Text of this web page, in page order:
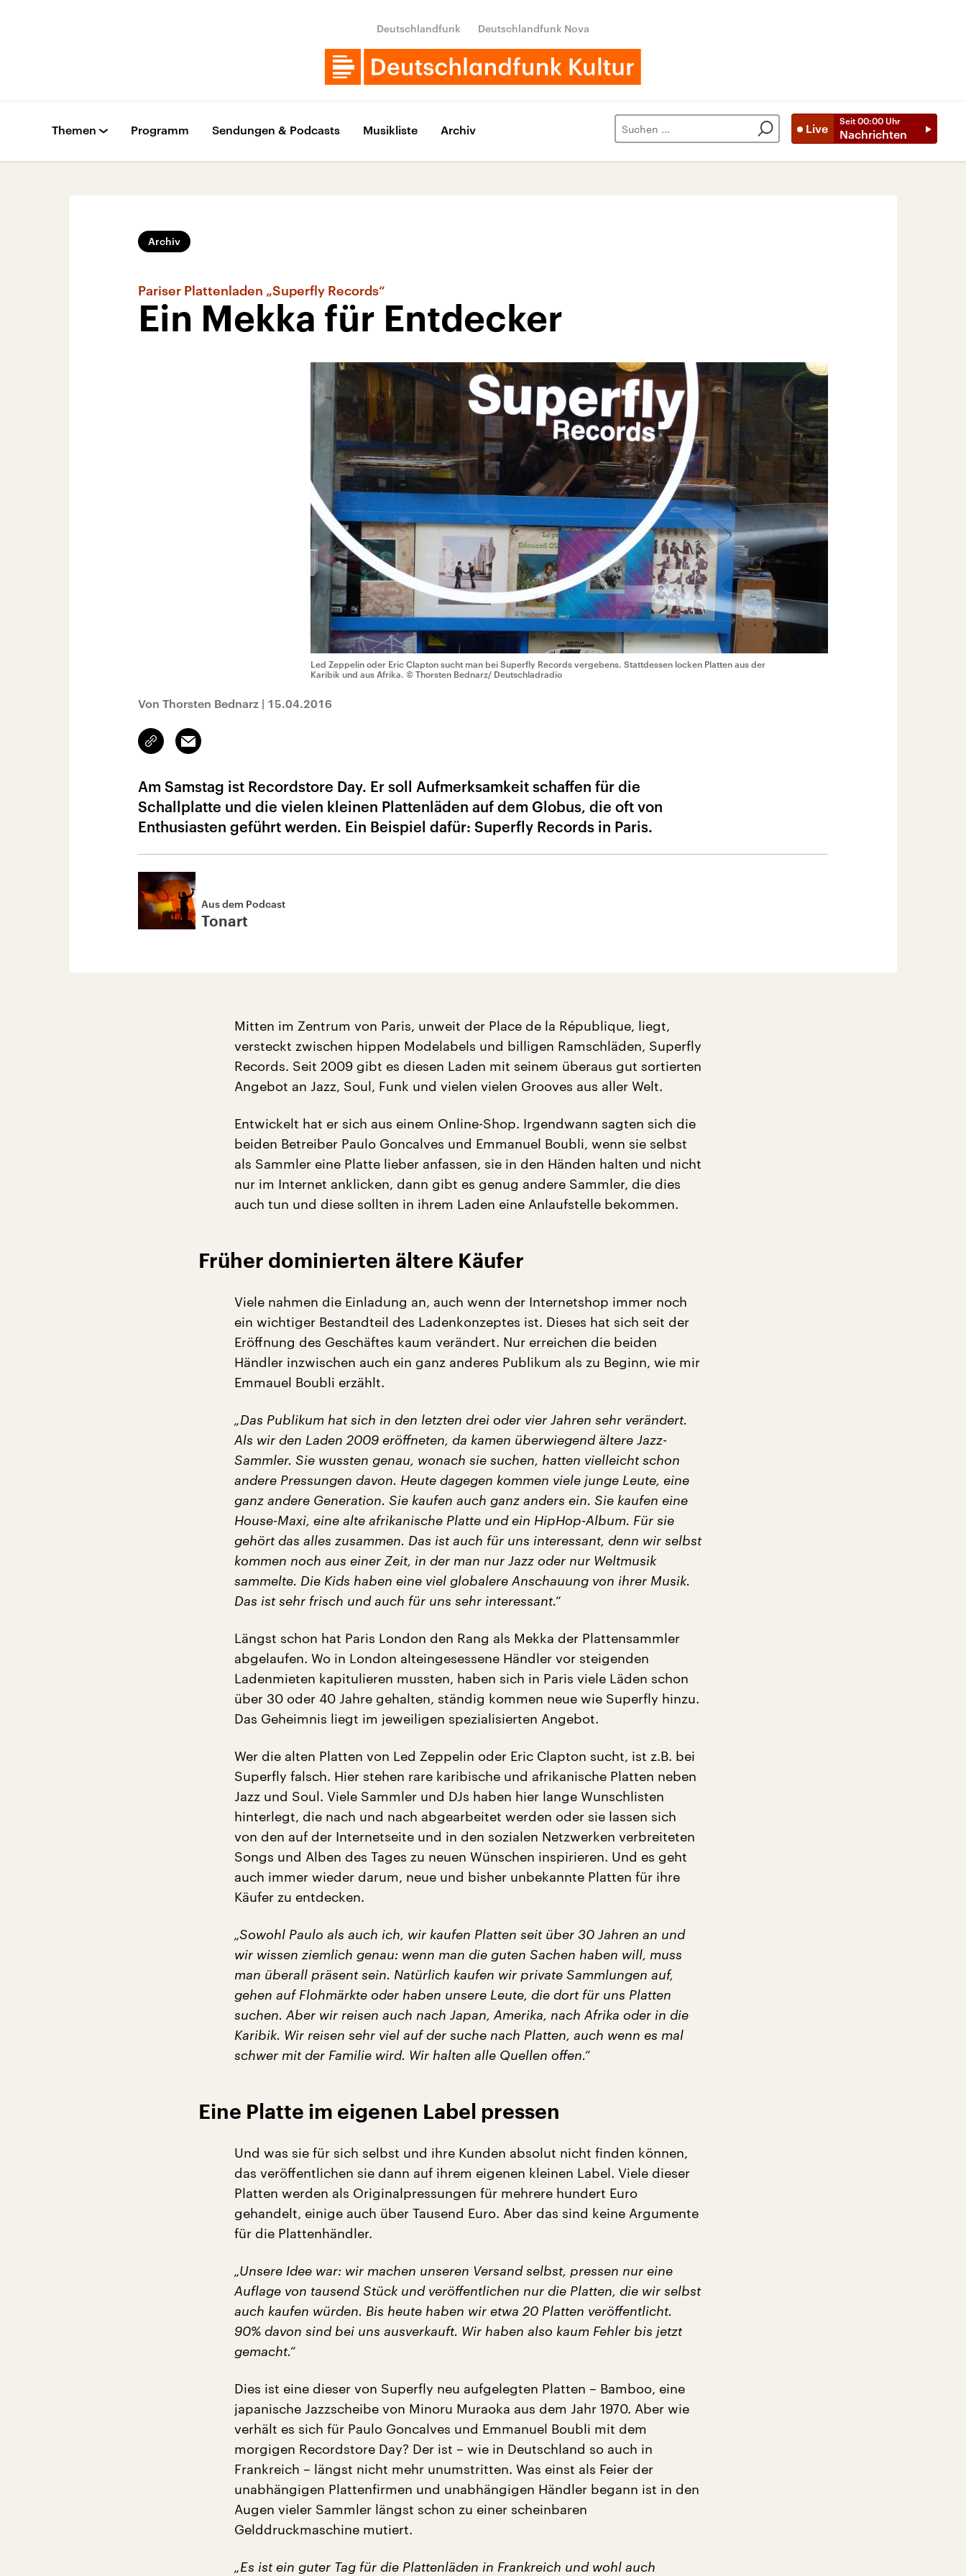
Deutschlandfunk Deutschlandfunk Nova
Live
Seit 00:00 Uhr
Nachrichten
Themen Programm Sendungen & Podcasts Musikliste Archiv
Archiv
Pariser Plattenladen „Superfly Records“
Ein Mekka für Entdecker
Led Zeppelin oder Eric Clapton sucht man bei Superfly Records vergebens. Stattdessen locken Platten aus der
Karibik und aus Afrika. © Thorsten Bednarz/ Deutschladradio
Von Thorsten Bednarz | 15.04.2016
Link
kopieren/teilen
Email
Am Samstag ist Recordstore Day. Er soll Aufmerksamkeit schaffen für die
Schallplatte und die vielen kleinen Plattenläden auf dem Globus, die oft von
Enthusiasten geführt werden. Ein Beispiel dafür: Superfly Records in Paris.
Aus dem Podcast
Tonart
Mitten im Zentrum von Paris, unweit der Place de la République, liegt,
versteckt zwischen hippen Modelabels und billigen Ramschläden, Superfly
Records. Seit 2009 gibt es diesen Laden mit seinem überaus gut sortierten
Angebot an Jazz, Soul, Funk und vielen vielen Grooves aus aller Welt.
Entwickelt hat er sich aus einem Online-Shop. Irgendwann sagten sich die
beiden Betreiber Paulo Goncalves und Emmanuel Boubli, wenn sie selbst
als Sammler eine Platte lieber anfassen, sie in den Händen halten und nicht
nur im Internet anklicken, dann gibt es genug andere Sammler, die dies
auch tun und diese sollten in ihrem Laden eine Anlaufstelle bekommen.
Früher dominierten ältere Käufer
Viele nahmen die Einladung an, auch wenn der Internetshop immer noch
ein wichtiger Bestandteil des Ladenkonzeptes ist. Dieses hat sich seit der
Eröffnung des Geschäftes kaum verändert. Nur erreichen die beiden
Händler inzwischen auch ein ganz anderes Publikum als zu Beginn, wie mir
Emmauel Boubli erzählt.
„Das Publikum hat sich in den letzten drei oder vier Jahren sehr verändert.
Als wir den Laden 2009 eröffneten, da kamen überwiegend ältere Jazz-
Sammler. Sie wussten genau, wonach sie suchen, hatten vielleicht schon
andere Pressungen davon. Heute dagegen kommen viele junge Leute, eine
ganz andere Generation. Sie kaufen auch ganz anders ein. Sie kaufen eine
House-Maxi, eine alte afrikanische Platte und ein HipHop-Album. Für sie
gehört das alles zusammen. Das ist auch für uns interessant, denn wir selbst
kommen noch aus einer Zeit, in der man nur Jazz oder nur Weltmusik
sammelte. Die Kids haben eine viel globalere Anschauung von ihrer Musik.
Das ist sehr frisch und auch für uns sehr interessant.“
Längst schon hat Paris London den Rang als Mekka der Plattensammler
abgelaufen. Wo in London alteingesessene Händler vor steigenden
Ladenmieten kapitulieren mussten, haben sich in Paris viele Läden schon
über 30 oder 40 Jahre gehalten, ständig kommen neue wie Superfly hinzu.
Das Geheimnis liegt im jeweiligen spezialisierten Angebot.
Wer die alten Platten von Led Zeppelin oder Eric Clapton sucht, ist z.B. bei
Superfly falsch. Hier stehen rare karibische und afrikanische Platten neben
Jazz und Soul. Viele Sammler und DJs haben hier lange Wunschlisten
hinterlegt, die nach und nach abgearbeitet werden oder sie lassen sich
von den auf der Internetseite und in den sozialen Netzwerken verbreiteten
Songs und Alben des Tages zu neuen Wünschen inspirieren. Und es geht
auch immer wieder darum, neue und bisher unbekannte Platten für ihre
Käufer zu entdecken.
„Sowohl Paulo als auch ich, wir kaufen Platten seit über 30 Jahren an und
wir wissen ziemlich genau: wenn man die guten Sachen haben will, muss
man überall präsent sein. Natürlich kaufen wir private Sammlungen auf,
gehen auf Flohmärkte oder haben unsere Leute, die dort für uns Platten
suchen. Aber wir reisen auch nach Japan, Amerika, nach Afrika oder in die
Karibik. Wir reisen sehr viel auf der suche nach Platten, auch wenn es mal
schwer mit der Familie wird. Wir halten alle Quellen offen.“
Eine Platte im eigenen Label pressen
Und was sie für sich selbst und ihre Kunden absolut nicht finden können,
das veröffentlichen sie dann auf ihrem eigenen kleinen Label. Viele dieser
Platten werden als Originalpressungen für mehrere hundert Euro
gehandelt, einige auch über Tausend Euro. Aber das sind keine Argumente
für die Plattenhändler.
„Unsere Idee war: wir machen unseren Versand selbst, pressen nur eine
Auflage von tausend Stück und veröffentlichen nur die Platten, die wir selbst
auch kaufen würden. Bis heute haben wir etwa 20 Platten veröffentlicht.
90% davon sind bei uns ausverkauft. Wir haben also kaum Fehler bis jetzt
gemacht.“
Dies ist eine dieser von Superfly neu aufgelegten Platten – Bamboo, eine
japanische Jazzscheibe von Minoru Muraoka aus dem Jahr 1970. Aber wie
verhält es sich für Paulo Goncalves und Emmanuel Boubli mit dem
morgigen Recordstore Day? Der ist – wie in Deutschland so auch in
Frankreich – längst nicht mehr unumstritten. Was einst als Feier der
unabhängigen Plattenfirmen und unabhängigen Händler begann ist in den
Augen vieler Sammler längst schon zu einer scheinbaren
Gelddruckmaschine mutiert.
„Es ist ein guter Tag für die Plattenläden in Frankreich und wohl auch